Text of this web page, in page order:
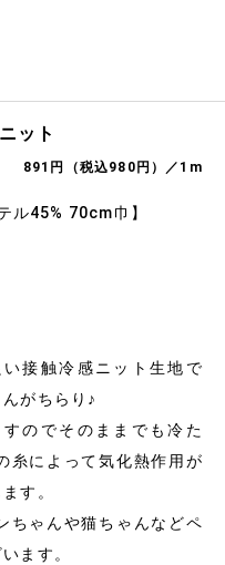
ット
891円（税込980円）／1m
ル45% 70cm巾】
接触冷感ニット生地で
がちらり♪
のでそのままでも冷た
糸によって気化熱作用が
す。
ちゃんや猫ちゃんなどペ
ます。